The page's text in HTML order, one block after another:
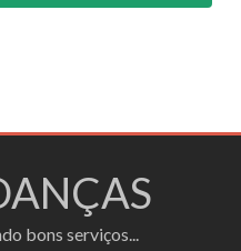
bons serviços...